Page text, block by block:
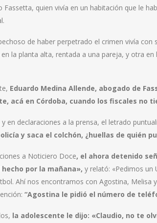
Fassetta, quien vivía en un habitación que le
de haber perpetrado el crimen vivía
la planta alta, rentada a una pareja, y otra
Eduardo Medina Allende, abogado de
acá en Córdoba, cuando los fiscales no
en declaraciones a la prensa, el letrado
y saca el colchón, ¿huellas de quién
a Noticiero Doce, el ahora detenido
por la mañana», y relató: «Pedimos un
Ahí nos encontramos con Agostina, Melisa
“Agostina le pidió el número de
la adolescente le dijo: «Claudio, no te